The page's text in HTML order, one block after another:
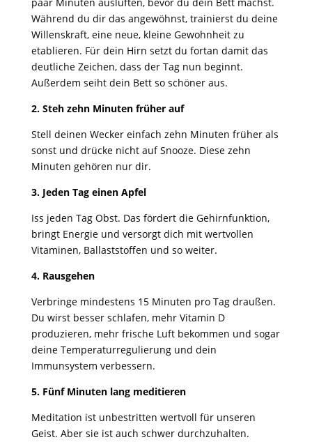
Während du dir das angewöhnst, trainierst du deine
Willenskraft, eine neue, kleine Gewohnheit zu
etablieren. Für dein Hirn setzt du fortan damit das
deutliche Zeichen, dass der Tag nun beginnt.
Außerdem seiht dein Bett so schöner aus.
2. Steh zehn Minuten früher auf
Stell deinen Wecker einfach zehn Minuten früher als
sonst und drücke nicht auf Snooze. Diese zehn
Minuten gehören nur dir.
3. Jeden Tag einen Apfel
Iss jeden Tag Obst. Das fördert die Gehirnfunktion,
bringt Energie und versorgt dich mit wertvollen
Vitaminen, Ballaststoffen und so weiter.
4. Rausgehen
Verbringe mindestens 15 Minuten pro Tag draußen.
Du wirst besser schlafen, mehr Vitamin D
produzieren, mehr frische Luft bekommen und sogar
deine Temperaturregulierung und dein
Immunsystem verbessern.
5. Fünf Minuten lang meditieren
Meditation ist unbestritten wertvoll für unseren
Geist. Aber sie ist auch schwer durchzuhalten.